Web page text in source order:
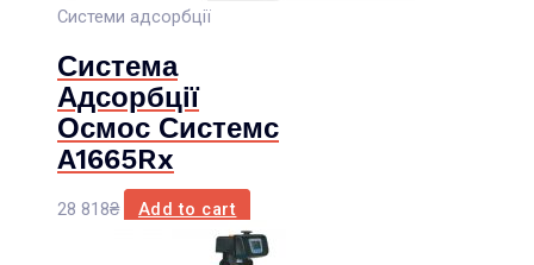
Системи адсорбції
Система
Адсорбції
Осмос Системс
A1665Rx
28 818₴ Add to cart